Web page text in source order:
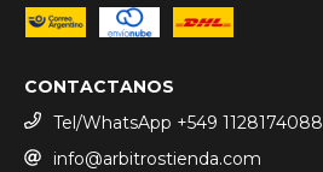
CONTACTANOS
Tel/WhatsApp +549 1128174088
info@arbitrostienda.com